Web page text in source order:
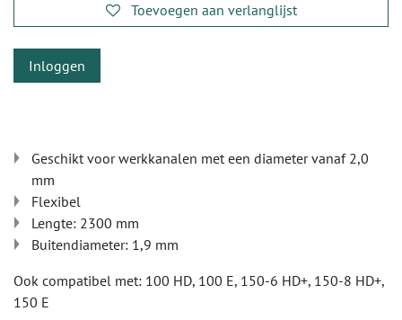
Toevoegen aan verlanglijst
Inloggen
Geschikt voor werkkanalen met een diameter vanaf 2,0
mm
Flexibel
Lengte: 2300 mm
Buitendiameter: 1,9 mm
Ook compatibel met: 100 HD, 100 E, 150-6 HD+, 150-8 HD+,
150 E